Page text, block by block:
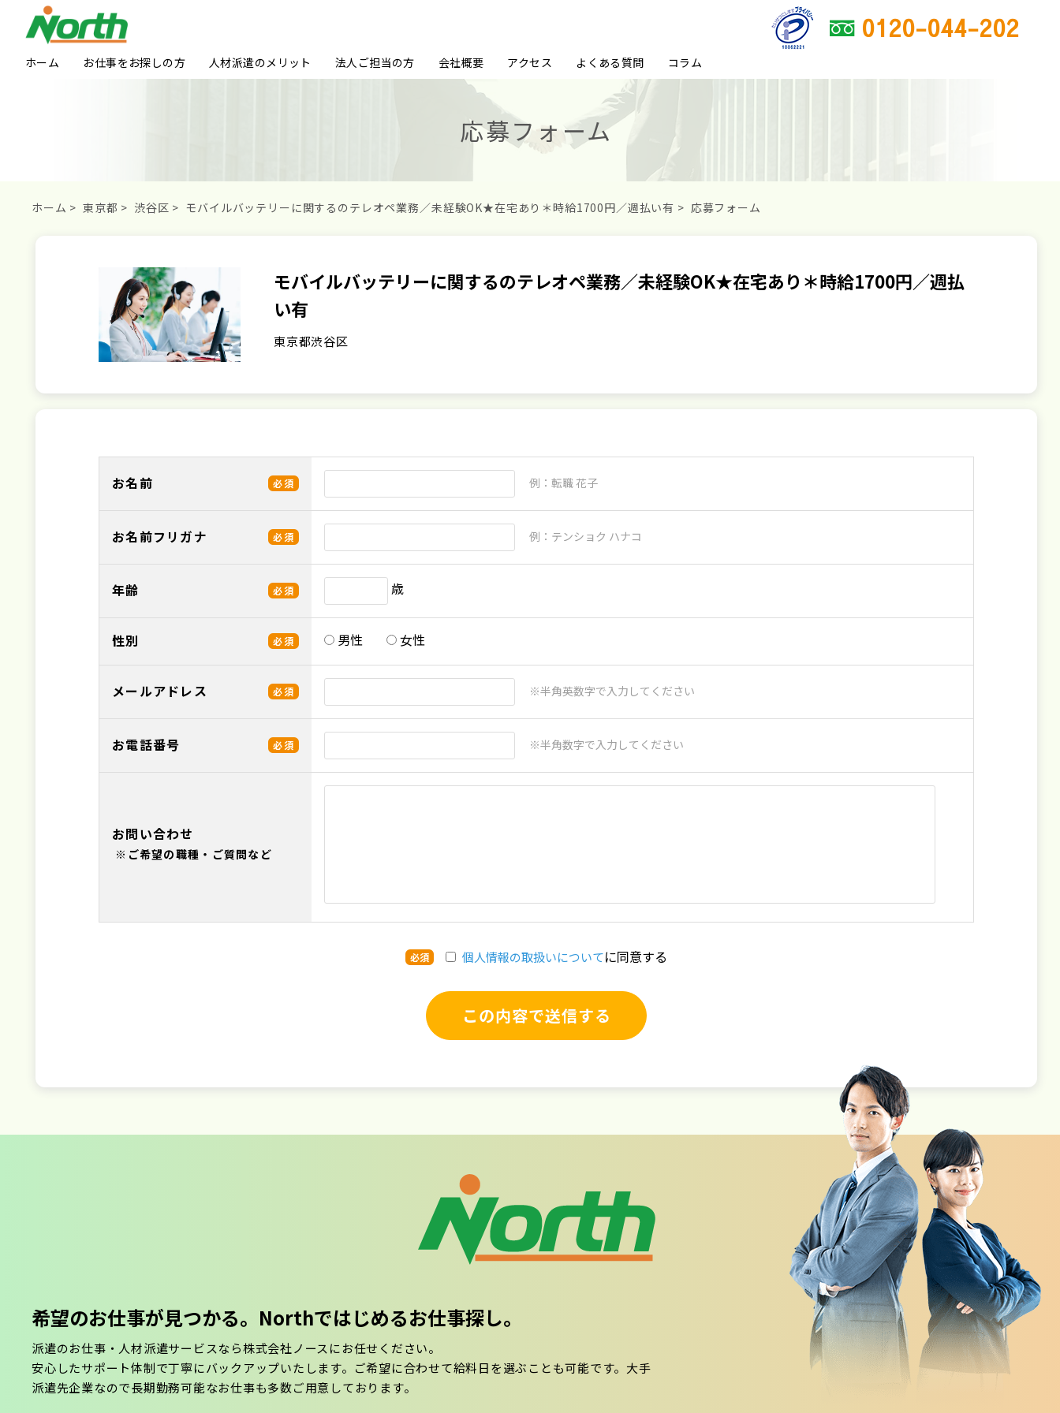
0120-044-202
ホーム お仕事をお探しの方 人材派遣のメリット 法人ご担当の方 会社概要 アクセス よくある質問 コラム
応募フォーム
ホーム > 東京都 > 渋谷区 > モバイルバッテリーに関するのテレオペ業務／未経験OK★在宅あり＊時給1700円／週払い有 > 応募フォーム
モバイルバッテリーに関するのテレオペ業務／未経験OK★在宅あり＊時給1700円／週払
い有
東京都渋谷区
お名前 必須 例：転職 花子
お名前フリガナ 必須 例：テンショク ハナコ
年齢 必須 歳
性別 必須 男性 女性
メールアドレス 必須 ※半角英数字で入力してください
お電話番号 必須 ※半角数字で入力してください
お問い合わせ
※ご希望の職種・ご質問など
必須 個人情報の取扱いについてに同意する
希望のお仕事が見つかる。 Northではじめるお仕事探し。
派遣のお仕事・人材派遣サービスなら株式会社ノースにお任せください。
安心したサポート体制で丁寧にバックアップいたします。ご希望に合わせて給料日を選ぶことも可能です。大手
派遣先企業なので長期勤務可能なお仕事も多数ご用意しております。